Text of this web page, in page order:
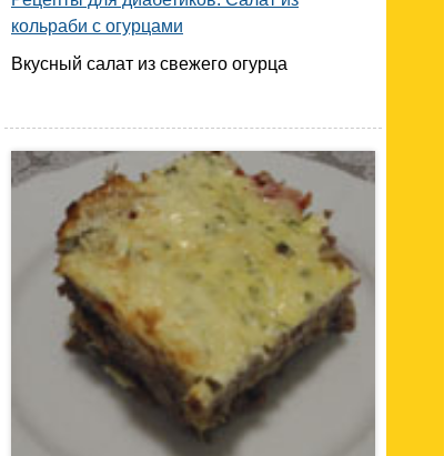
кольраби с огурцами
Вкусный салат из свежего огурца